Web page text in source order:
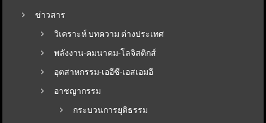
ข่าวสาร
วิเคราะห์ บทความ ต่างประเทศ
พลังงาน-คมนาคม-โลจิสติกส์
อุตสาหกรรม-เออีซี-เอสเอมอี
อาชญากรรม
กระบวนการยุติธรรม